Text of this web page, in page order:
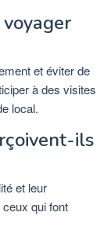
et éviter de
à des visites
local.
ils
et leur
qui font